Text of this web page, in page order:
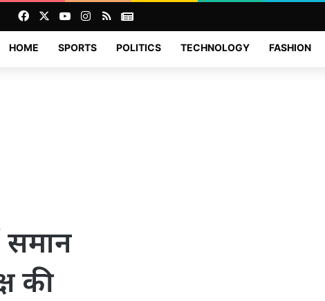
FacebookYouTubeInstagram
RSSNews
HOME SPORTS POLITICS TECHNOLOGY FASHION
समान
की